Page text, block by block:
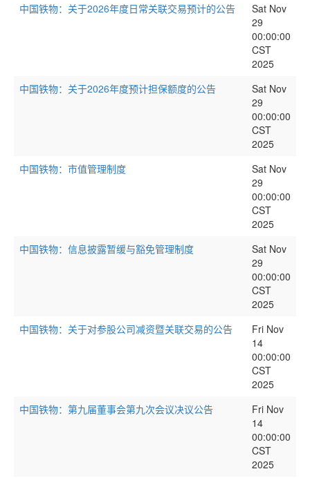
中国铁物：关于2026年度日常关联交易预计的公告
Sat Nov
29
00:00:00
CST
2025
中国铁物：关于2026年度预计担保额度的公告
Sat Nov
29
00:00:00
CST
2025
中国铁物：市值管理制度
Sat Nov
29
00:00:00
CST
2025
中国铁物：信息披露暂缓与豁免管理制度
Sat Nov
29
00:00:00
CST
2025
中国铁物：关于对参股公司减资暨关联交易的公告
Fri Nov
14
00:00:00
CST
2025
中国铁物：第九届董事会第九次会议决议公告
Fri Nov
14
00:00:00
CST
2025